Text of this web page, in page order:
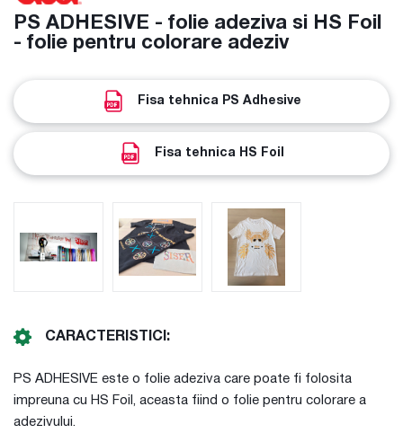
PS ADHESIVE - folie adeziva si HS Foil
- folie pentru colorare adeziv
Fisa tehnica PS Adhesive
Fisa tehnica HS Foil
CARACTERISTICI:
PS ADHESIVE este o folie adeziva care poate fi folosita
impreuna cu HS Foil, aceasta fiind o folie pentru colorare a
adezivului.